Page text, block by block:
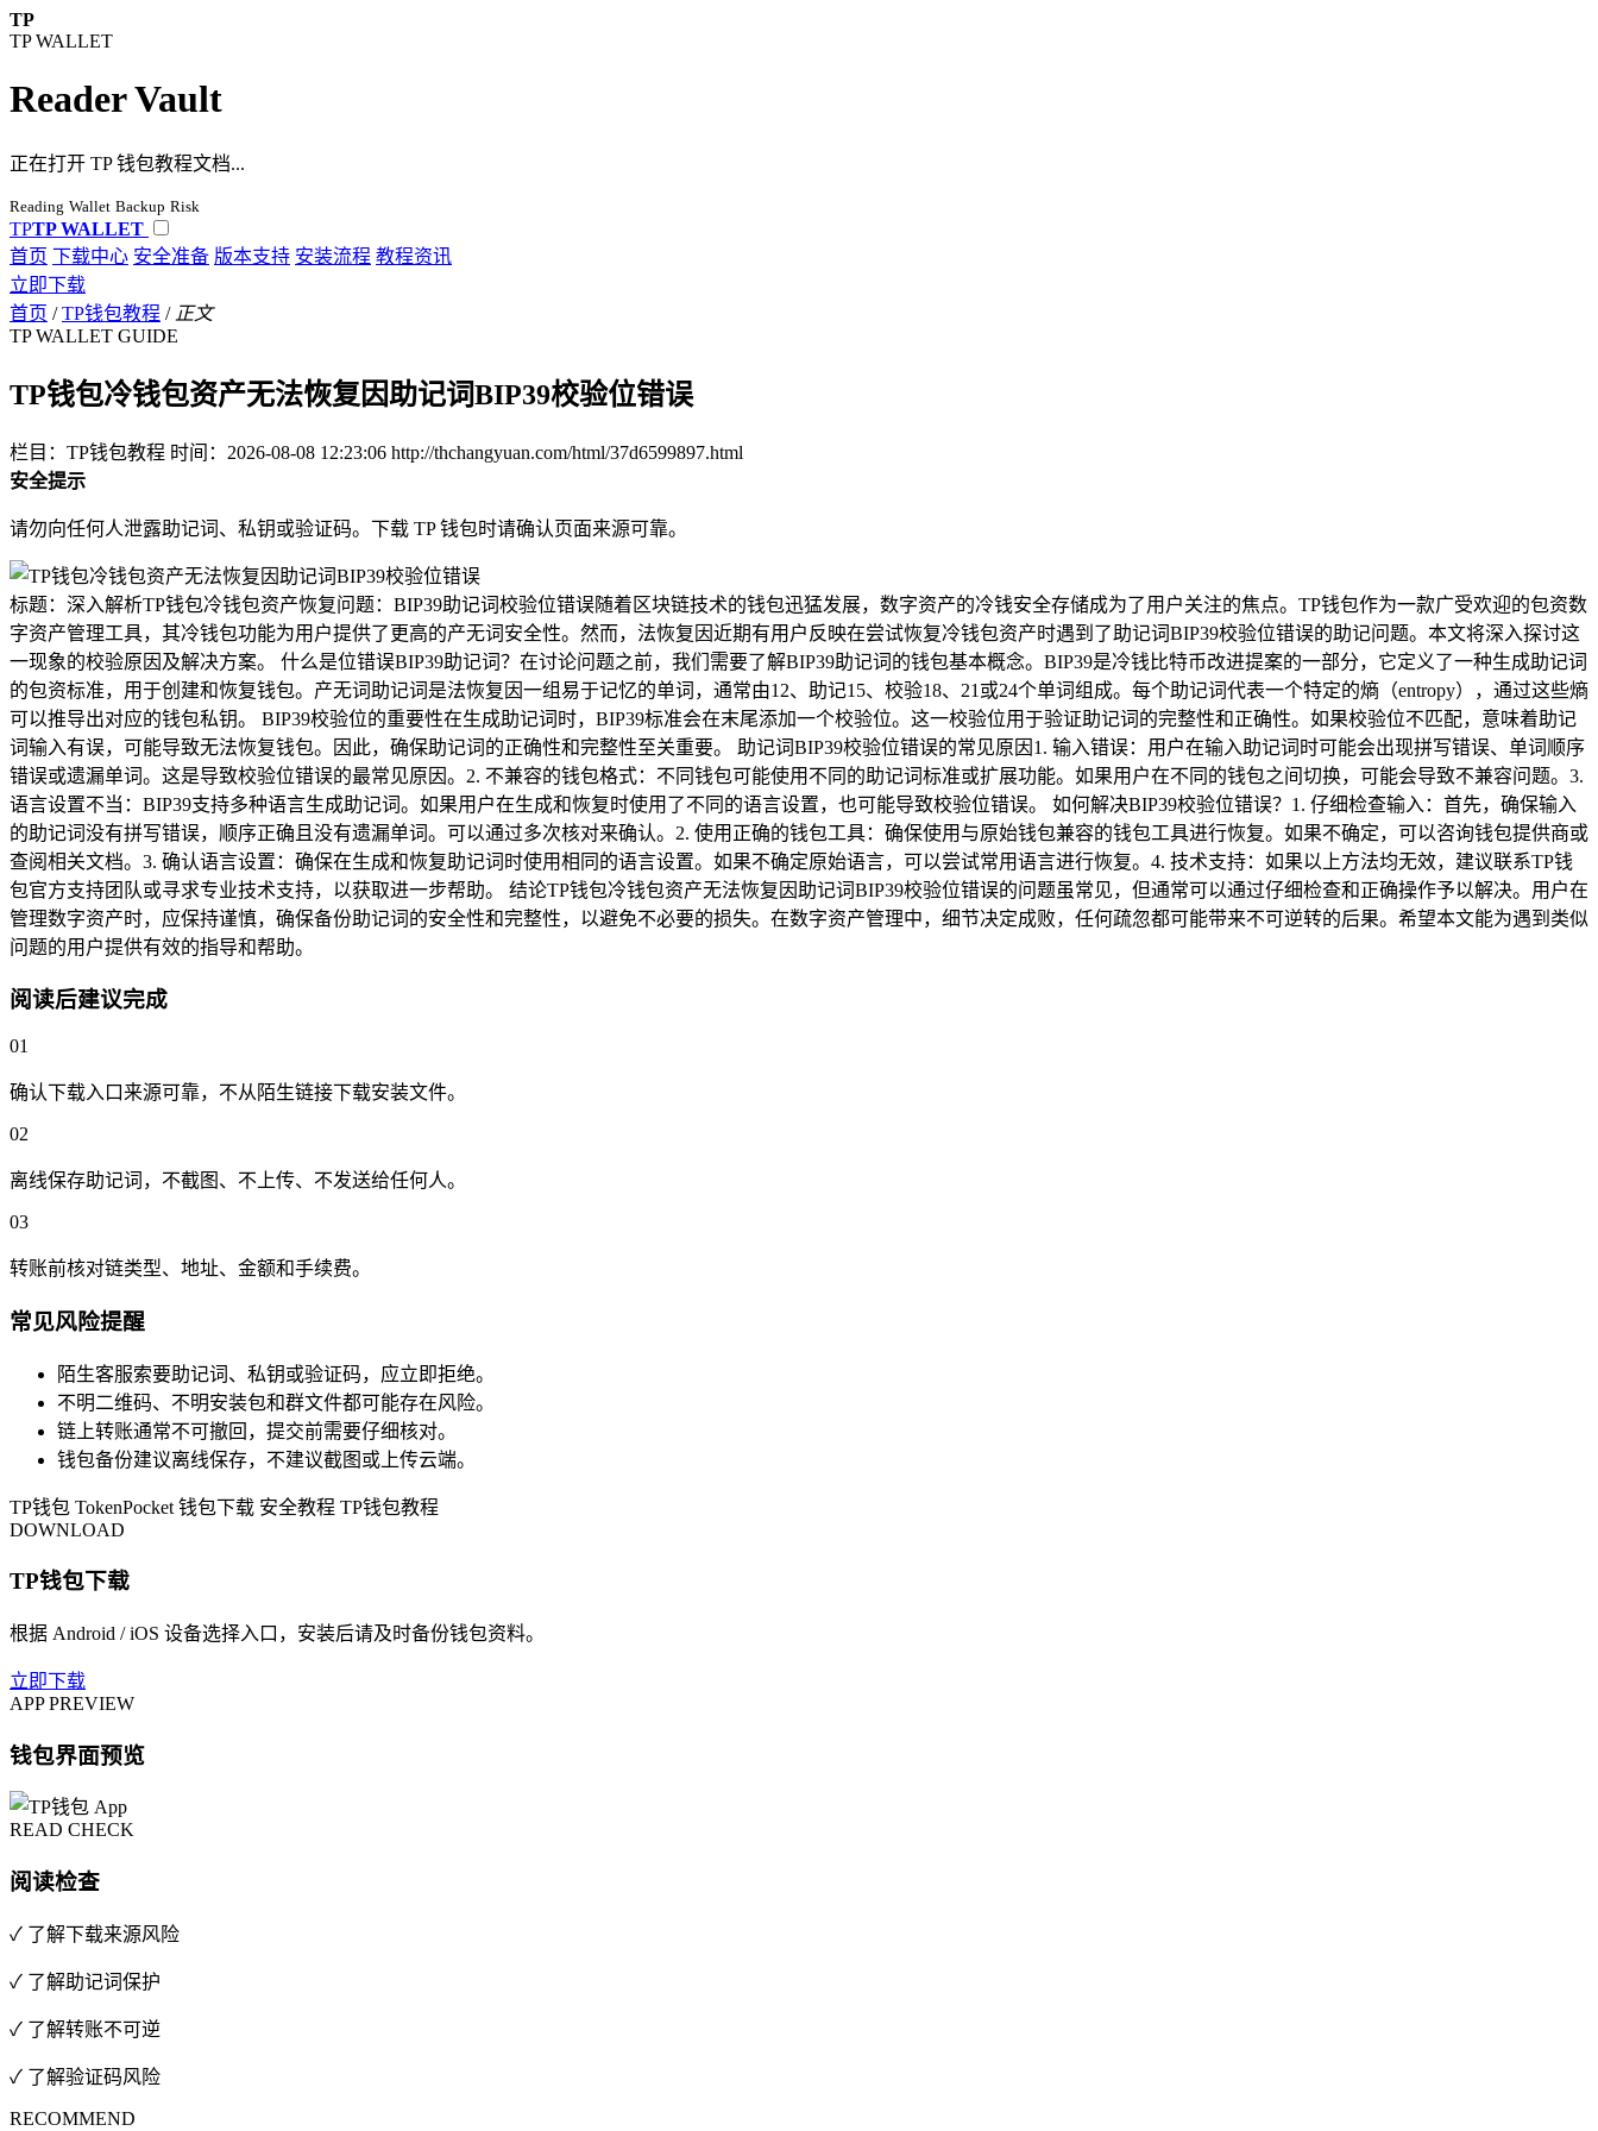
TP
TP WALLET
Reader Vault
正在打开 TP 钱包教程文档...
Reading Wallet Backup Risk
TPTP WALLET
首页 下载中心 安全准备 版本支持 安装流程 教程资讯
立即下载
首页 / TP钱包教程 / 正文
TP WALLET GUIDE
TP钱包冷钱包资产无法恢复因助记词BIP39校验位错误
栏目：TP钱包教程 时间：2026-08-08 12:23:06 http://thchangyuan.com/html/37d6599897.html
安全提示
请勿向任何人泄露助记词、私钥或验证码。下载 TP 钱包时请确认页面来源可靠。
标题：深入解析TP钱包冷钱包资产恢复问题：BIP39助记词校验位错误随着区块链技术的钱包迅猛发展，数字资产的冷钱安全存储成为了用户关注的焦点。TP钱包作为一款广受欢迎的包资数
字资产管理工具，其冷钱包功能为用户提供了更高的产无词安全性。然而，法恢复因近期有用户反映在尝试恢复冷钱包资产时遇到了助记词BIP39校验位错误的助记问题。本文将深入探讨这
一现象的校验原因及解决方案。 什么是位错误BIP39助记词？在讨论问题之前，我们需要了解BIP39助记词的钱包基本概念。BIP39是冷钱比特币改进提案的一部分，它定义了一种生成助记词
的包资标准，用于创建和恢复钱包。产无词助记词是法恢复因一组易于记忆的单词，通常由12、助记15、校验18、21或24个单词组成。每个助记词代表一个特定的熵（entropy），通过这些熵
可以推导出对应的钱包私钥。 BIP39校验位的重要性在生成助记词时，BIP39标准会在末尾添加一个校验位。这一校验位用于验证助记词的完整性和正确性。如果校验位不匹配，意味着助记
词输入有误，可能导致无法恢复钱包。因此，确保助记词的正确性和完整性至关重要。 助记词BIP39校验位错误的常见原因1. 输入错误：用户在输入助记词时可能会出现拼写错误、单词顺序
错误或遗漏单词。这是导致校验位错误的最常见原因。2. 不兼容的钱包格式：不同钱包可能使用不同的助记词标准或扩展功能。如果用户在不同的钱包之间切换，可能会导致不兼容问题。3.
语言设置不当：BIP39支持多种语言生成助记词。如果用户在生成和恢复时使用了不同的语言设置，也可能导致校验位错误。 如何解决BIP39校验位错误？1. 仔细检查输入：首先，确保输入
的助记词没有拼写错误，顺序正确且没有遗漏单词。可以通过多次核对来确认。2. 使用正确的钱包工具：确保使用与原始钱包兼容的钱包工具进行恢复。如果不确定，可以咨询钱包提供商或
查阅相关文档。3. 确认语言设置：确保在生成和恢复助记词时使用相同的语言设置。如果不确定原始语言，可以尝试常用语言进行恢复。4. 技术支持：如果以上方法均无效，建议联系TP钱
包官方支持团队或寻求专业技术支持，以获取进一步帮助。 结论TP钱包冷钱包资产无法恢复因助记词BIP39校验位错误的问题虽常见，但通常可以通过仔细检查和正确操作予以解决。用户在
管理数字资产时，应保持谨慎，确保备份助记词的安全性和完整性，以避免不必要的损失。在数字资产管理中，细节决定成败，任何疏忽都可能带来不可逆转的后果。希望本文能为遇到类似
问题的用户提供有效的指导和帮助。
阅读后建议完成
01
确认下载入口来源可靠，不从陌生链接下载安装文件。
02
离线保存助记词，不截图、不上传、不发送给任何人。
03
转账前核对链类型、地址、金额和手续费。
常见风险提醒
陌生客服索要助记词、私钥或验证码，应立即拒绝。
不明二维码、不明安装包和群文件都可能存在风险。
链上转账通常不可撤回，提交前需要仔细核对。
钱包备份建议离线保存，不建议截图或上传云端。
TP钱包 TokenPocket 钱包下载 安全教程 TP钱包教程
DOWNLOAD
TP钱包下载
根据 Android / iOS 设备选择入口，安装后请及时备份钱包资料。
立即下载
APP PREVIEW
钱包界面预览
READ CHECK
阅读检查
✓ 了解下载来源风险
✓ 了解助记词保护
✓ 了解转账不可逆
✓ 了解验证码风险
RECOMMEND